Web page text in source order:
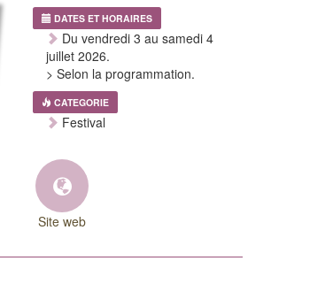
DATES ET HORAIRES
Du vendredi 3 au samedi 4
juillet 2026.
> Selon la programmation.
CATEGORIE
Festival
Site web